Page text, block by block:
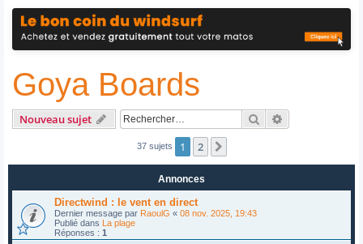
Goya Boards
Nouveau sujet Rechercher
37 sujets 1 2
Annonces
Directwind : le vent en direct
Dernier message par RaoulG « 08 nov. 2025, 19:43
Publié dans La plage
Réponses : 1